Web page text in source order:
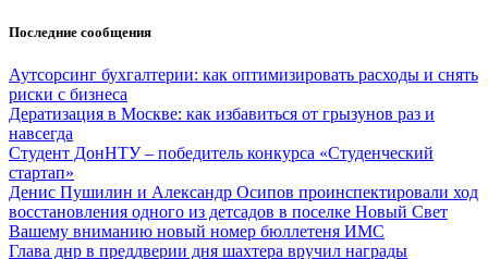
Перейти
содержанию
Последние сообщения
Аутсорсинг бухгалтерии: как оптимизировать расходы и снять
риски с бизнеса
Дератизация в Москве: как избавиться от грызунов раз и
навсегда
Студент ДонНТУ – победитель конкурса «Студенческий
стартап»
Денис Пушилин и Александр Осипов проинспектировали ход
восстановления одного из детсадов в поселке Новый Свет
Вашему вниманию новый номер бюллетеня ИМС
Глава днр в преддверии дня шахтера вручил награды